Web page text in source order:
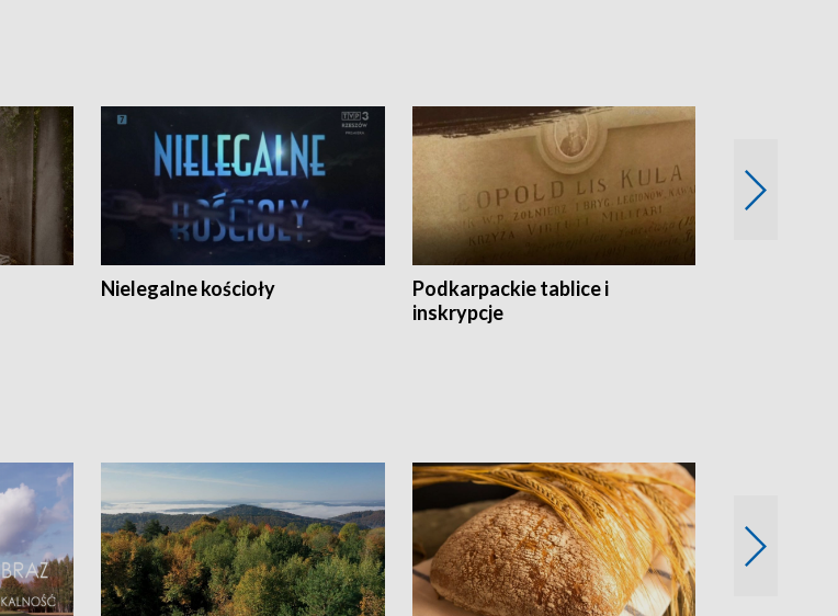
Nielegalne kościoły
Podkarpackie tablice i
inskrypcje